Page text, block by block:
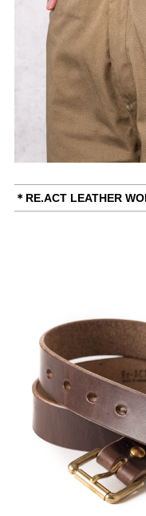
＊RE.ACT LEATHER